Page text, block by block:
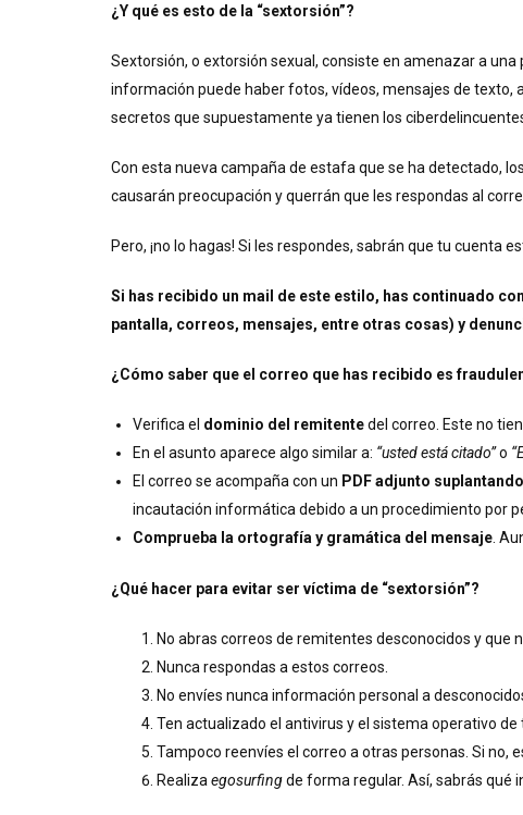
¿Y qué es esto de la “sextorsión”?
Sextorsión, o extorsión sexual, consiste en amenazar a
información puede haber fotos, vídeos, mensajes de texto,
secretos que supuestamente ya tienen los
Con esta nueva campaña de estafa que se ha detectado,
causarán preocupación y querrán que les respondas al
Pero, ¡no lo hagas! Si les respondes, sabrán que tu cuenta
Si has recibido un mail de este estilo, has continuado
pantalla, correos, mensajes, entre otras cosas) y
¿Cómo saber que el correo que has recibido es
Verifica el dominio del remitentedel correo. Este no
En el asunto aparece algo similar a: “usted está citado”o
El correo se acompaña con un PDF adjunto
incautación informática debido a un procedimiento por
Comprueba la ortografía y gramática del mensaje .
¿Qué hacer para evitar ser víctima de “sextorsión”?
No abras correos de remitentes desconocidos y que
Nunca respondas a estos correos.
No envíes nunca información personal a
Ten actualizado el antivirus y el sistema operativo de
Tampoco reenvíes el correo a otras personas. Si no,
Realiza egosurfingde forma regular. Así, sabrás qué